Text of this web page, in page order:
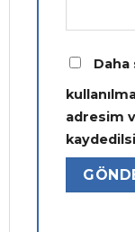
Daha
adresim